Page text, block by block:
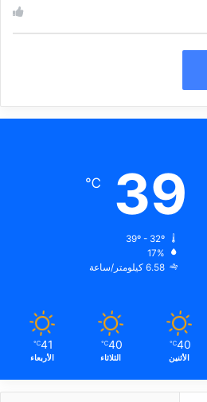
39
℃
17%
6.58 كيلومتر/ساعة
40
℃
الأثنين
40
℃
الثلاثاء
41
℃
الأربعاء